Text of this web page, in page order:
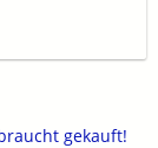
gekauft!